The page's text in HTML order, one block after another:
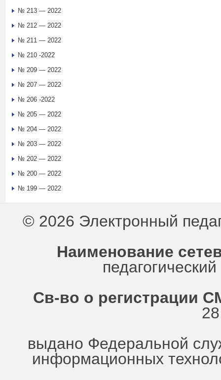
№ 213 — 2022
№ 212 — 2022
№ 211 — 2022
№ 210 -2022
№ 209 — 2022
№ 207 — 2022
№ 206 -2022
№ 205 — 2022
№ 204 — 2022
№ 203 — 2022
№ 202 — 2022
№ 200 — 2022
№ 199 — 2022
© 2026 Электронный
Наименование
Св-во о регистрации
выдано Федеральной
информационных